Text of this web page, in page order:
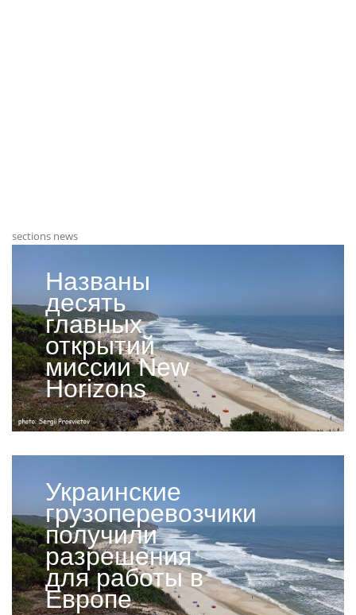
sections news
Названы
десять
главных
открытий
миссии New
Horizons
Украинские
грузоперевозчики
получили
разрешения
для работы в
Европе